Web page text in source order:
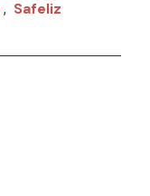
, Safeliz